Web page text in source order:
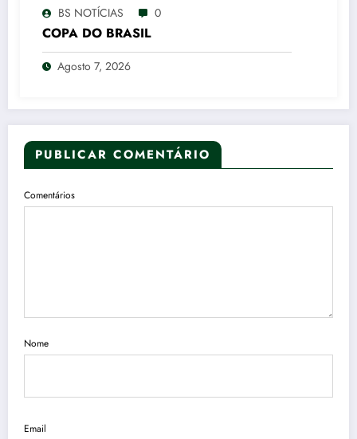
BS NOTÍCIAS 0
COPA DO BRASIL
Agosto 7, 2026
PUBLICAR COMENTÁRIO
Comentários
Nome
Email